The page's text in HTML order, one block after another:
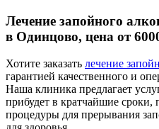
Лечение запойного
в Одинцово, цена от
Хотите заказать лечение
гарантией качественного и
Наша клиника предлагает
прибудет в кратчайшие сроки,
процедуры для прерывания